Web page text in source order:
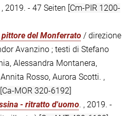
2019. - 47 Seiten [Cm-PIR 1200-
del Monferrato / direzione
Avanzino ; testi di Stefano
Alessandra Montanera,
Rosso, Aurora Scotti. ,
[Ca-MOR 320-6192]
- ritratto d'uomo. , 2019. -